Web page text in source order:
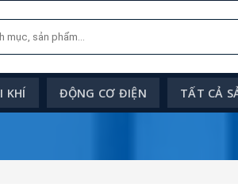
KHÍ ĐỘNG CƠ ĐIỆN TẤT CẢ